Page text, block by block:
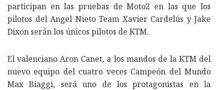
participan en las pruebas de Moto2 en las que los
pilotos del Angel Nieto Team Xavier Cardelús y Jake
Dixon serán los únicos pilotos de KTM.
El valenciano Aron Canet, a los mandos de la KTM del
nuevo equipo del cuatro veces Campeón del Mundo
Max Biaggi, será uno de los protagonistas en la